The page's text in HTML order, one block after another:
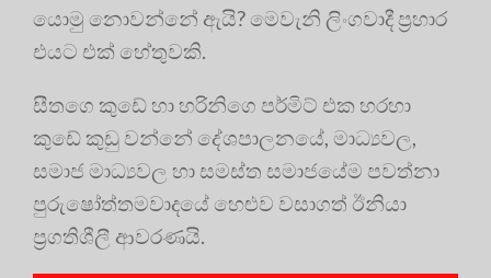
යොමු නොවන්නේ ඇයි? මෙවැනි ලිංගවාදී ප්‍රහාර
එයට එක් හේතුවකි.
සීතගෙ කුඩේ හා හරිනිගෙ පර්මිට් එක හරහා
කුඩේ කුඩු වන්නේ දේශපාලනයේ, මාධ්‍යවල,
සමාජ මාධ්‍යවල හා සමස්ත සමාජයේම පවත්නා
පුරුෂෝත්තමවාදයේ හෙළුව වසාගත් ඊනියා
ප්‍රගතිශීලී ආවරණයි.